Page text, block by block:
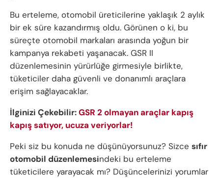
Bu erteleme, otomobil üreticilerine yaklaşık 2 aylık
bir ek süre kazandırmış oldu. Görünen o ki, bu
süreçte otomobil markaları arasında yoğun bir
kampanya rekabeti yaşanacak. GSR II
düzenlemesinin yürürlüğe girmesiyle birlikte,
tüketiciler daha güvenli ve donanımlı araçlara
erişim sağlayacaklar.
İlginizi Çekebilir:GSR 2 olmayan araçlar kapış
kapış satıyor, ucuza veriyorlar!
Peki siz bu konuda ne düşünüyorsunuz? Sizce sıfır
otomobil düzenlemesindeki bu erteleme
tüketicilere yarayacak mı? Düşüncelerinizi yorumlar